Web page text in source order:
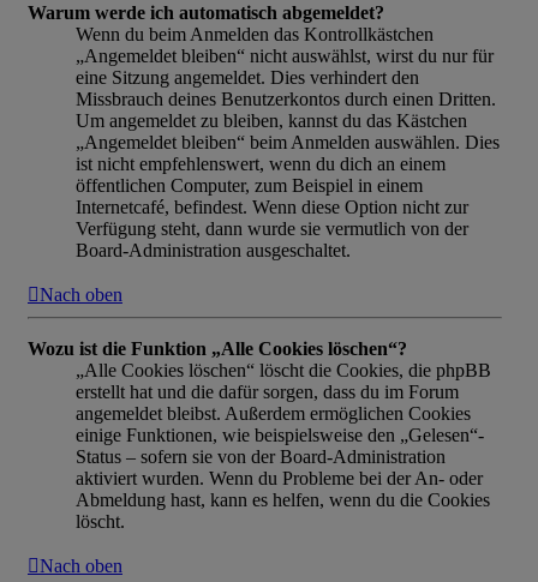
Warum werde ich automatisch abgemeldet?
Wenn du beim Anmelden das Kontrollkästchen
„Angemeldet bleiben“ nicht auswählst, wirst du nur für
eine Sitzung angemeldet. Dies verhindert den
Missbrauch deines Benutzerkontos durch einen Dritten.
Um angemeldet zu bleiben, kannst du das Kästchen
„Angemeldet bleiben“ beim Anmelden auswählen. Dies
ist nicht empfehlenswert, wenn du dich an einem
öffentlichen Computer, zum Beispiel in einem
Internetcafé, befindest. Wenn diese Option nicht zur
Verfügung steht, dann wurde sie vermutlich von der
Board-Administration ausgeschaltet.
Nach oben
Wozu ist die Funktion „Alle Cookies löschen“?
„Alle Cookies löschen“ löscht die Cookies, die phpBB
erstellt hat und die dafür sorgen, dass du im Forum
angemeldet bleibst. Außerdem ermöglichen Cookies
einige Funktionen, wie beispielsweise den „Gelesen“-
Status – sofern sie von der Board-Administration
aktiviert wurden. Wenn du Probleme bei der An- oder
Abmeldung hast, kann es helfen, wenn du die Cookies
löscht.
Nach oben